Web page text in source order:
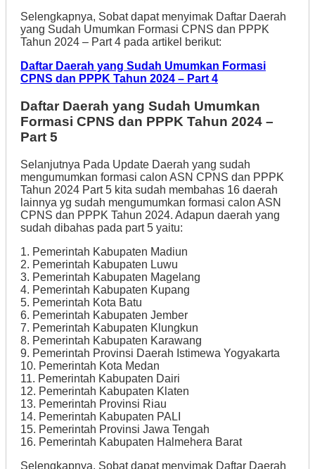
Selengkapnya, Sobat dapat menyimak Daftar Daerah
yang Sudah Umumkan Formasi CPNS dan PPPK
Tahun 2024 – Part 4 pada artikel berikut:
Daftar Daerah yang Sudah Umumkan Formasi
CPNS dan PPPK Tahun 2024 – Part 4
Daftar Daerah yang Sudah Umumkan
Formasi CPNS dan PPPK Tahun 2024 –
Part 5
Selanjutnya Pada Update Daerah yang sudah
mengumumkan formasi calon ASN CPNS dan PPPK
Tahun 2024 Part 5 kita sudah membahas 16 daerah
lainnya yg sudah mengumumkan formasi calon ASN
CPNS dan PPPK Tahun 2024. Adapun daerah yang
sudah dibahas pada part 5 yaitu:
1. Pemerintah Kabupaten Madiun
2. Pemerintah Kabupaten Luwu
3. Pemerintah Kabupaten Magelang
4. Pemerintah Kabupaten Kupang
5. Pemerintah Kota Batu
6. Pemerintah Kabupaten Jember
7. Pemerintah Kabupaten Klungkun
8. Pemerintah Kabupaten Karawang
9. Pemerintah Provinsi Daerah Istimewa Yogyakarta
10. Pemerintah Kota Medan
11. Pemerintah Kabupaten Dairi
12. Pemerintah Kabupaten Klaten
13. Pemerintah Provinsi Riau
14. Pemerintah Kabupaten PALI
15. Pemerintah Provinsi Jawa Tengah
16. Pemerintah Kabupaten Halmehera Barat
Selengkapnya, Sobat dapat menyimak Daftar Daerah